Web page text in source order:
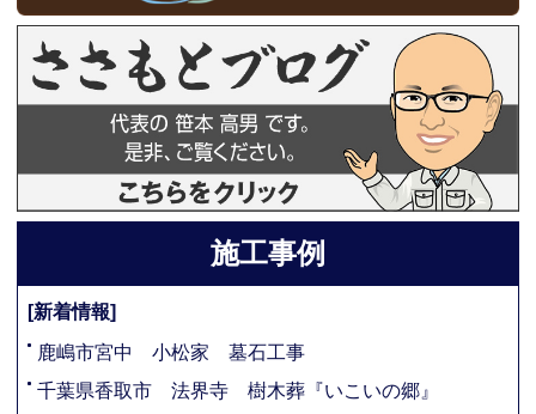
施工事例
[新着情報]
鹿嶋市宮中 小松家 墓石工事
千葉県香取市 法界寺 樹木葬『いこいの郷』